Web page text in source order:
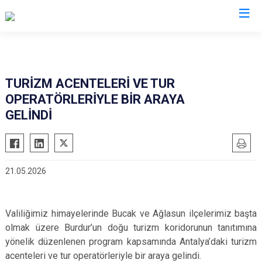
TURİZM ACENTELERİ VE TUR
OPERATÖRLERİYLE BİR ARAYA
GELİNDİ
21.05.2026
Valiliğimiz himayelerinde Bucak ve Ağlasun ilçelerimiz başta
olmak üzere Burdur’un doğu turizm koridorunun tanıtımına
yönelik düzenlenen program kapsamında Antalya’daki turizm
acenteleri ve tur operatörleriyle bir araya gelindi.